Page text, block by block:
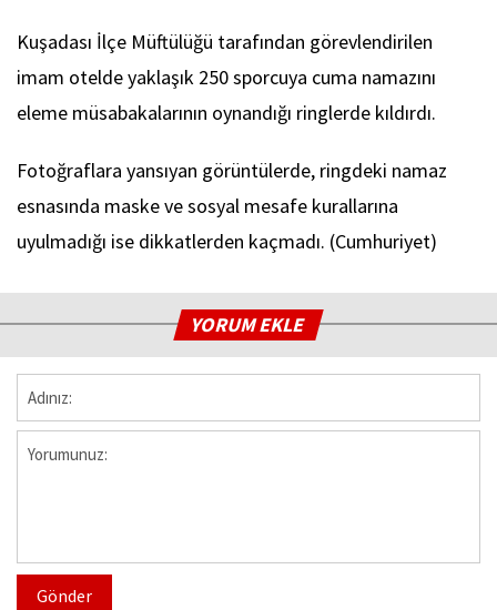
Kuşadası İlçe Müftülüğü tarafından görevlendirilen
imam otelde yaklaşık 250 sporcuya cuma namazını
eleme müsabakalarının oynandığı ringlerde kıldırdı.
Fotoğraflara yansıyan görüntülerde, ringdeki namaz
esnasında maske ve sosyal mesafe kurallarına
uyulmadığı ise dikkatlerden kaçmadı. (Cumhuriyet)
YORUM EKLE
Gönder